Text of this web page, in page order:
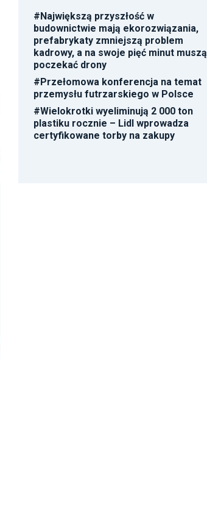
#Największą przyszłość w
budownictwie mają ekorozwiązania,
prefabrykaty zmniejszą problem
kadrowy, a na swoje pięć minut muszą
poczekać drony
#Przełomowa konferencja na temat
przemysłu futrzarskiego w Polsce
#Wielokrotki wyeliminują 2 000 ton
plastiku rocznie – Lidl wprowadza
certyfikowane torby na zakupy